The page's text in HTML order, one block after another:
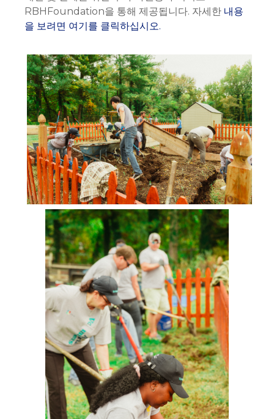
RBHFoundation을 통해 제공됩니다. 자세한 내용
을 보려면 여기를 클릭하십시오.